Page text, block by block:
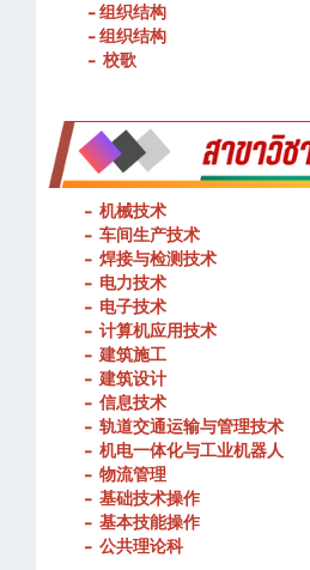
- 春武里技术学院的宗旨和理念
- 组织结构
- 组织结构
- 机械技术
- 车间生产技术
- 焊接与检测技术
- 电力技术
- 电子技术
-计算机应用技术
-建筑施工
- 建筑设计
- 信息技术
- 轨道交通运输与管理技术
- 机电一体化与工业机器人
- 物流管理
- 基础技术操作
- 基本技能操作